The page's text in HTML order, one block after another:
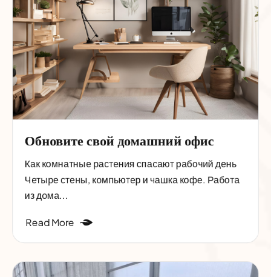
Обновите свой домашний офис
Как комнатные растения спасают рабочий день
Четыре стены, компьютер и чашка кофе. Работа
из дома...
Read More